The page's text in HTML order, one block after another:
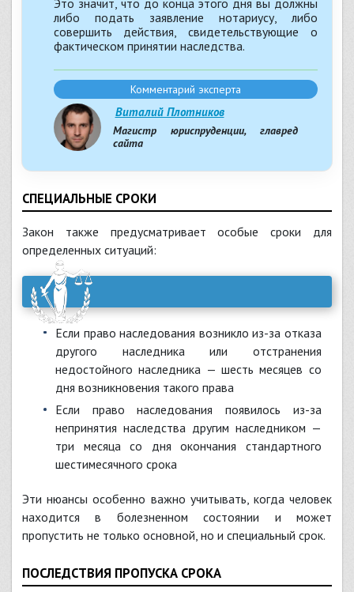
либо подать заявление нотариусу, либо
совершить действия, свидетельствующие о
фактическом принятии наследства.
Виталий Плотников
Магистр юриспруденции, главред
сайта
Комментарий эксперта
СПЕЦИАЛЬНЫЕ СРОКИ
Закон также предусматривает особые сроки для
определенных ситуаций:
Если право наследования возникло из-за отказа
другого наследника или отстранения
недостойного наследника — шесть месяцев со
дня возникновения такого права
Если право наследования появилось из-за
непринятия наследства другим наследником —
три месяца со дня окончания стандартного
шестимесячного срока
Эти нюансы особенно важно учитывать, когда человек
находится в болезненном состоянии и может
пропустить не только основной, но и специальный срок.
ПОСЛЕДСТВИЯ ПРОПУСКА СРОКА